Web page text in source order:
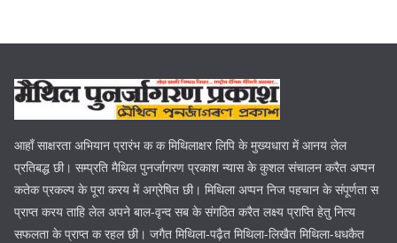
आहाँ साक्षरता अभियान प्रारंभ क क मिथिलाक्षर लिपि के मुख्यधारा में आनय लेल
प्रतिबद्ध छी। सम्प्रति मैथिल पुनर्जागरण प्रकाश न्यास के कुशल संचालन करैत अप्पन
कतेक प्रकल्प के पूरा करय में अग्रेषित छी। मिथिला अप्पन निज पहचान के संपूर्णता स
प्राप्त करय ताहि लेल अपने बाल-वृन्द सब के संगठित करैत लक्ष्य प्राप्ति हेतु नित्य
सफलता के प्राप्त क रहल छी। जगैत मिथिला-पढ़ैत मिथिला-लिखैत मिथिला-धधकैत